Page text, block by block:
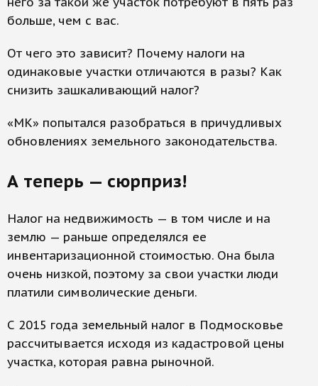
больше, чем с вас.
От чего это зависит? Почему налоги на
одинаковые участки отличаются в разы? Как
снизить зашкаливающий налог?
«МК» попытался разобраться в причудливых
обновлениях земельного законодательства.
А теперь — сюрприз!
Налог на недвижимость — в том числе и на
землю — раньше определялся ее
инвентаризационной стоимостью. Она была
очень низкой, поэтому за свои участки люди
платили символические деньги.
С 2015 года земельный налог в Подмосковье
рассчитывается исходя из кадастровой цены
участка, которая равна рыночной.